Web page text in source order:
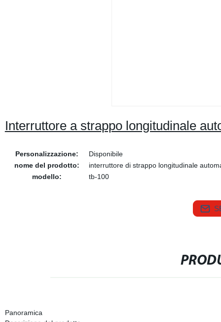
Interruttore a strappo longitudinale
Personalizzazione:
Disponibile
nome del prodotto:
interruttore di strappo longitudinale
modello:
tb-100
Panoramica